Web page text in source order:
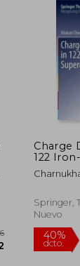
Charge
122
Inglés)
Springer,
Nuevo